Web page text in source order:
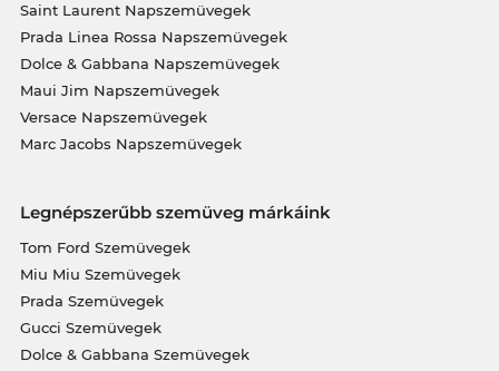
Saint Laurent Napszemüvegek
Prada Linea Rossa Napszemüvegek
Dolce & Gabbana Napszemüvegek
Maui Jim Napszemüvegek
Versace Napszemüvegek
Marc Jacobs Napszemüvegek
Legnépszerűbb szemüveg márkáink
Tom Ford Szemüvegek
Miu Miu Szemüvegek
Prada Szemüvegek
Gucci Szemüvegek
Dolce & Gabbana Szemüvegek